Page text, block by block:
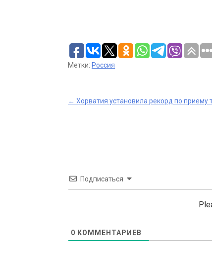
Метки: Россия
Post
← Хорватия установила рекорд по приему
Подписаться
0 КОММЕНТАРИЕВ